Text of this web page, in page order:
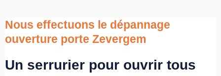
Nous effectuons le dépannage
ouverture porte Zevergem
Un serrurier pour ouvrir tous